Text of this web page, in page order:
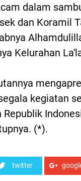
dalam
dan Koramil
Kelurahan
kegiatan
Republik
(*).
twitter